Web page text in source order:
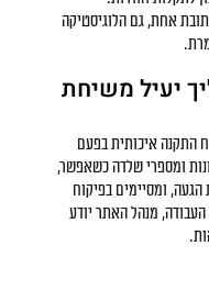
אחת, גם הלוגיסטיקה
יעיל משיחת
התקנה איכותית בפעם
ומספרי שלדה כשאפשר,
ומסיימים בפיקוח
מנהל האתר יודע